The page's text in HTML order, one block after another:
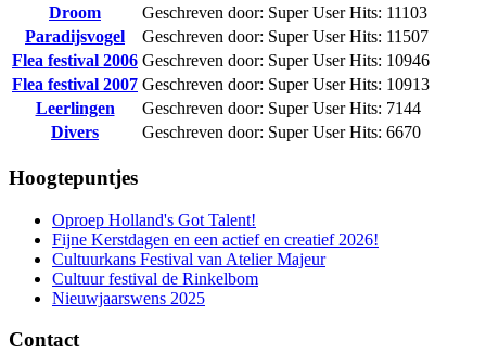
Droom
Geschreven door: Super User Hits: 11103
Paradijsvogel
Geschreven door: Super User Hits: 11507
Flea festival 2006 Geschreven door: Super User Hits: 10946
Flea festival 2007 Geschreven door: Super User Hits: 10913
Leerlingen
Geschreven door: Super User Hits: 7144
Divers
Geschreven door: Super User Hits: 6670
Hoogtepuntjes
Oproep Holland's Got Talent!
Fijne Kerstdagen en een actief en creatief 2026!
Cultuurkans Festival van Atelier Majeur
Cultuur festival de Rinkelbom
Nieuwjaarswens 2025
Contact